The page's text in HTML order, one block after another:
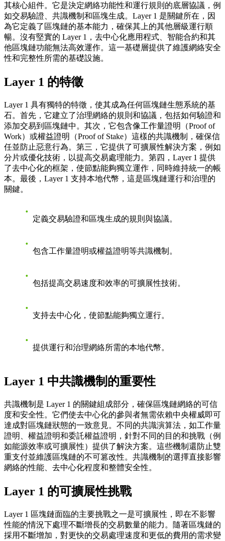
其核心組件。它是決定網絡功能性和運行規則的底層協議，例
如交易驗證、共識機制和區塊生成。Layer 1 是關鍵所在，因
為它定義了區塊鏈的基本能力，確保其上的其他層級運行順
暢。沒有堅實的 Layer 1，去中心化應用程式、智能合約和其
他區塊鏈功能無法高效運作。這一基礎層提供了維護網絡安全
性和完整性所需的基礎設施。
Layer 1 的特徵
Layer 1 具有獨特的特徵，使其成為任何區塊鏈生態系統的基
石。首先，它建立了治理網絡的規則和協議，包括如何驗證和
添加交易到區塊鏈中。其次，它包含像工作量證明（Proof of
Work）或權益證明（Proof of Stake）這樣的共識機制，確保信
任並防止惡意行為。第三，它提供了可擴展性解決方案，例如
分片或優化技術，以提高交易處理能力。第四，Layer 1 提供
了去中心化的框架，使節點能夠獨立運作，同時維持統一的帳
本。最後，Layer 1 支持本地代幣，這是區塊鏈運行和治理的
關鍵。
定義交易驗證和區塊生成的規則與協議。
包含工作量證明或權益證明等共識機制。
包括提高交易速度和效率的可擴展性技術。
支持去中心化，使節點能夠獨立運行。
提供運行和治理網絡所需的本地代幣。
Layer 1 中共識機制的重要性
共識機制是 Layer 1 的關鍵組成部分，確保區塊鏈網絡的可信
度和安全性。它們使去中心化的參與者無需依賴中央權威即可
達成對區塊鏈狀態的一致意見。不同的共識演算法，如工作量
證明、權益證明和委託權益證明，針對不同的目的和挑戰（例
如能源效率或可擴展性）提供了解決方案。這些機制還防止雙
重支付並維護區塊鏈的不可篡改性。共識機制的選擇直接影響
網絡的性能、去中心化程度和整體安全性。
Layer 1 的可擴展性挑戰
Layer 1 區塊鏈面臨的主要挑戰之一是可擴展性，即在不影響
性能的情況下處理不斷增長的交易數量的能力。隨著區塊鏈的
採用不斷增加，對更快的交易處理速度和更低的費用的需求變